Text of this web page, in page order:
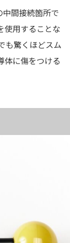
間接続箇所で
使用することな
も驚くほどスム
体に傷をつける